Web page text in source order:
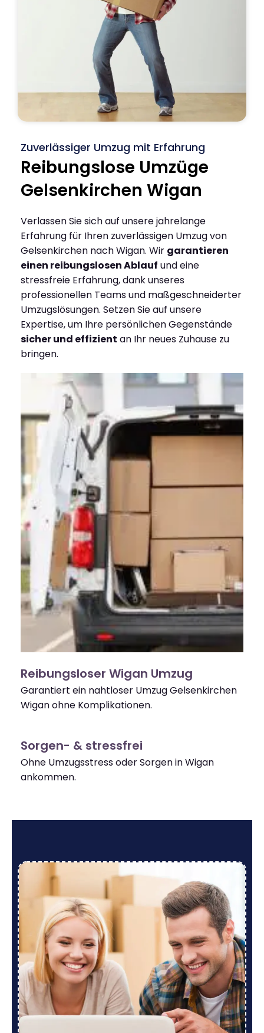
Zuverlässiger Umzug mit Erfahrung
Reibungslose Umzüge
Gelsenkirchen Wigan
Verlassen Sie sich auf unsere jahrelange
Erfahrung für Ihren zuverlässigen Umzug von
Gelsenkirchen nach Wigan. Wir garantieren
einen reibungslosen Ablauf und eine
stressfreie Erfahrung, dank unseres
professionellen Teams und maßgeschneiderter
Umzugslösungen. Setzen Sie auf unsere
Expertise, um Ihre persönlichen Gegenstände
sicher und effizient an Ihr neues Zuhause zu
bringen.
Reibungsloser Wigan Umzug
Garantiert ein nahtloser Umzug Gelsenkirchen
Wigan ohne Komplikationen.
Sorgen- & stressfrei
Ohne Umzugsstress oder Sorgen in Wigan
ankommen.